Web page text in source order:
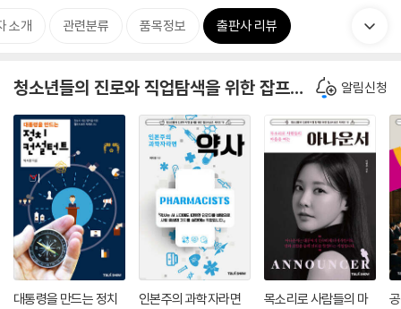
소개 관련분류 품목정보 출판사 리뷰
청소년들의 진로와 직업탐색을 위한 잡프러포즈 시리즈 알림신청
대통령을 만드는 정치
인본주의 과학자라면
목소리로 사람들의 마